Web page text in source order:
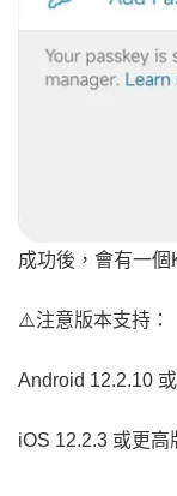
成功後，會有一個
⚠️注意版本支持：
Android 12.2.10
iOS 12.2.3 或更高